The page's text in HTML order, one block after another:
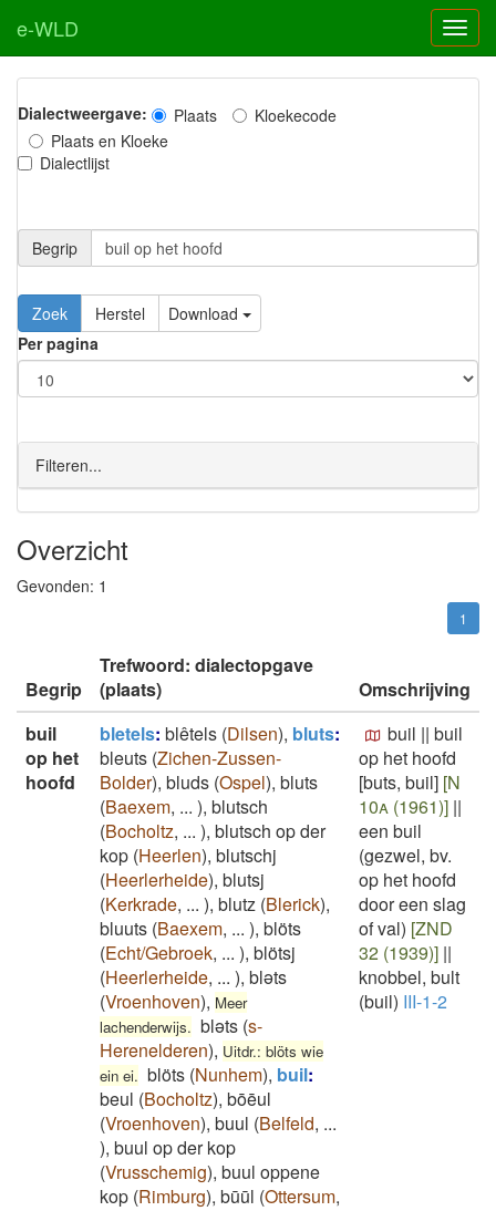
e-WLD
Dialectweergave: Plaats
Kloekecode
Plaats en Kloeke
Dialectlijst
Begrip
Zoek Herstel
Download
Per pagina
Filteren...
Overzicht
Gevonden: 1
1
Begrip
Trefwoord: dialectopgave
(plaats)
Omschrijving
buil
op het
hoofd
bletels: blêtels (Dilsen), bluts:
bleuts (Zichen-Zussen-
Bolder), bluds (Ospel), bluts
(Baexem, ... ), blutsch
(Bocholtz, ... ), blutsch op der
kop (Heerlen), blutschj
(Heerlerheide), blutsj
(Kerkrade, ... ), blutz (Blerick),
bluuts (Baexem, ... ), blöts
(Echt/Gebroek, ... ), blötsj
(Heerlerheide, ... ), bləts
(Vroenhoven), Meer
lachenderwijs. bləts (s-
Herenelderen), Uitdr.: blöts wie
ein ei. blöts (Nunhem), buil:
beul (Bocholtz), bōēul
(Vroenhoven), buul (Belfeld, ...
), buul op der kop
(Vrusschemig), buul oppene
kop (Rimburg), būūl (Ottersum,
buil || buil
op het hoofd
[buts, buil] [N
10a (1961)] ||
een buil
(gezwel, bv.
op het hoofd
door een slag
of val) [ZND
32 (1939)] ||
knobbel, bult
(buil) III-1-2